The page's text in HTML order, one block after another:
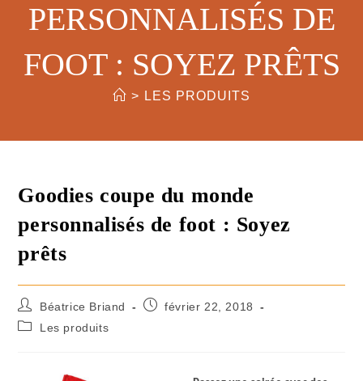
PERSONNALISÉS DE
FOOT : SOYEZ PRÊTS
> LES PRODUITS
Goodies coupe du monde
personnalisés de foot : Soyez
prêts
Béatrice Briand
février 22, 2018
Les produits